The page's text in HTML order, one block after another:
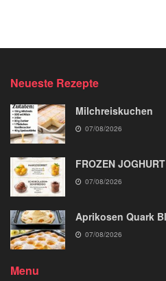
Neueste Rezepte
Milchreiskuchen
07/08/2026
FROZEN JOGHURT
07/08/2026
Aprikosen Quark
07/08/2026
Menu